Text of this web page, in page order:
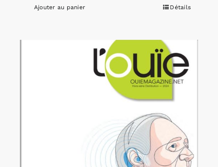
Ajouter au panier Détails